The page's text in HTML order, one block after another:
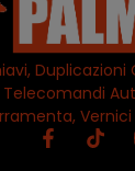
Duplicazioni